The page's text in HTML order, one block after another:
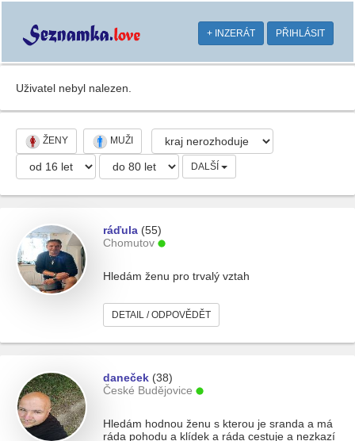
+ INZERÁT PŘIHLÁSIT
Uživatel nebyl nalezen.
ŽENY MUŽI
DALŠÍ
ráďula (55)
Chomutov
Hledám ženu pro trvalý vztah
DETAIL / ODPOVĚDĚT
daneček (38)
České Budějovice
Hledám hodnou ženu s kterou je sranda a má
ráda pohodu a klídek a ráda cestuje a nezkazí